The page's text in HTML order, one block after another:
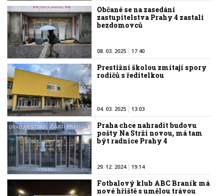
Občané se na zasedání
zastupitelstva Prahy 4 zastali
bezdomovců
08. 03. 2025 17:40
Prestižní školou zmítají spory
rodičů s ředitelkou
04. 03. 2025 13:03
Praha chce nahradit budovu
pošty Na Strži novou, má tam
být radnice Prahy 4
29. 12. 2024 19:14
Fotbalový klub ABC Braník má
nové hřiště s umělou trávou